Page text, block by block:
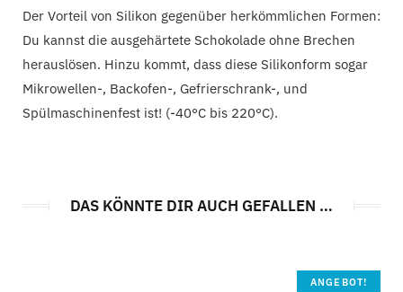
Der Vorteil von Silikon gegenüber herkömmlichen Formen:
Du kannst die ausgehärtete Schokolade ohne Brechen
herauslösen. Hinzu kommt, dass diese Silikonform sogar
Mikrowellen-, Backofen-, Gefrierschrank-, und
Spülmaschinenfest ist! (-40°C bis 220°C).
DAS KÖNNTE DIR AUCH GEFALLEN …
ANGEBOT!